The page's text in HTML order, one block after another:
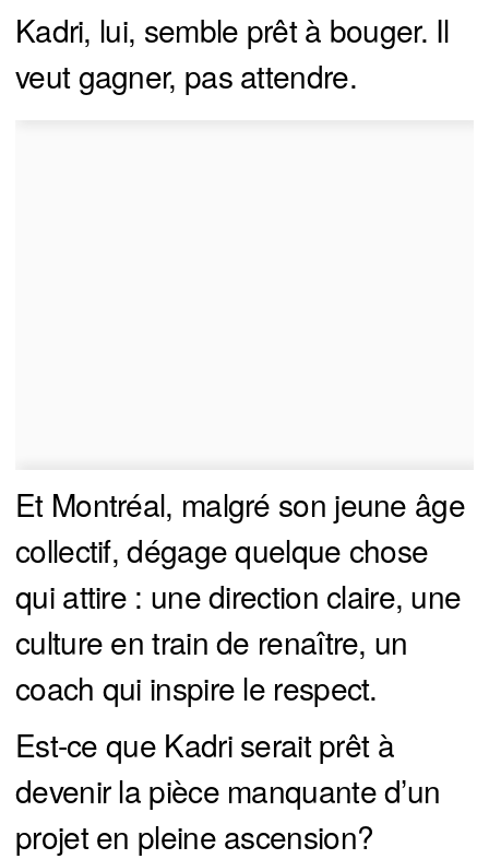
Kadri, lui, semble prêt à bouger. Il
veut gagner, pas attendre.
Et Montréal, malgré son jeune âge
collectif, dégage quelque chose
qui attire : une direction claire, une
culture en train de renaître, un
coach qui inspire le respect.
Est-ce que Kadri serait prêt à
devenir la pièce manquante d’un
projet en pleine ascension?